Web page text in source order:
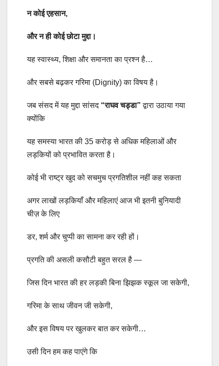
न कोई एहसान,
और न ही कोई छोटा मुद्दा।
यह स्वास्थ्य, शिक्षा और समानता का प्रश्न है…
और सबसे बढ़कर गरिमा (Dignity) का विषय है।
जब संसद में यह मुद्दा सांसद “राघव चड्डा” द्वारा उठाया गया
क्योंकि
यह समस्या भारत की 35 करोड़ से अधिक महिलाओं और
लड़कियों को प्रभावित करता है।
कोई भी राष्ट्र खुद को सचमुच प्रगतिशील नहीं कह सकता
अगर लाखों लड़कियाँ और महिलाएं आज भी इतनी बुनियादी
चीज़ के लिए
डर, शर्म और चुप्पी का सामना कर रही हों।
प्रगति की असली कसौटी बहुत सरल है —
जिस दिन भारत की हर लड़की बिना झिझक स्कूल जा सकेगी,
गरिमा के साथ जीवन जी सकेगी,
और इस विषय पर खुलकर बात कर सकेगी…
उसी दिन हम कह पाएंगे कि